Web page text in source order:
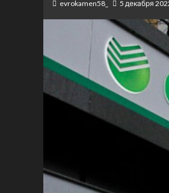
evrokamen58_ 5 декабря